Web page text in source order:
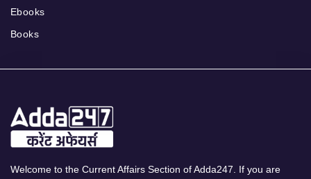
Ebooks
Books
Welcome to the Current Affairs Section of Adda247. If you are